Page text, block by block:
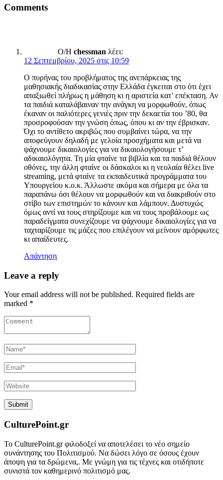
Comments
Ο/Η chessman λέει:
12 Σεπτεμβρίου, 2025 στις 10:59
Ο πυρήνας του προβλήματος της ανεπάρκειας της
μαθησιακής διαδικασίας στην Ελλάδα έγκειται στο ότι έχει
απαξιωθεί πλήρως η μάθηση κι η αριστεία κατ’ επέκταση. Αν
τα παιδιά καταλάβαιναν την ανάγκη να μορφωθούν, όπως
έκαναν οι παλιότερες γενιές πριν την δεκαετία του ’80, θα
προσροφούσαν την γνώση όπως, όπου κι αν την έβρισκαν.
Όχι το αντίθετο ακριβώς που συμβαίνει τώρα, να την
αποφεύγουν δηλαδή με γελοία προσχήματα και μετά να
ψάχνουμε δικαιολογίες για να δικαιολογήσουμε τ’
αδικαιολόγητα. Τη μία φταίνε τα βιβλία και τα παιδιά θέλουν
οθόνες, την άλλη φταίνε οι δάσκαλοι κι η νεολαία θέλει live
streaming, μετά φταίνε τα εκπαιδευτικά προγράμματα του
Υπουργείου κ.ο.κ. Άλλωστε ακόμα και σήμερα με όλα τα
παραπάνω όσι θέλουν να μορφωθούν και να διακριθούν στο
στίβο των επιστημών το κάνουν και λάμπουν. Δυστυχώς
όμως αντί να τους στηρίξουμε και να τους προβάλουμε ως
παραδείγματα συνεχίζουμε να ψάχνουμε δικαιολογίες για να
ταχταρίζουμε τις μάζες που επιλέγουν να μείνουν αμόρφωτες
κι απαίδευτες.
Απάντηση
Leave a reply
Your email address will not be published. Required fields are
marked *
CulturePoint.gr
Το CulturePoint.gr φιλοδοξεί να αποτελέσει το νέο σημείο
συνάντησης του Πολιτισμού. Να δώσει λόγο σε όσους έχουν
άποψη για τα δρώμενα,. Με γνώμη για τις τέχνες και οτιδήποτε
συνιστά τον καθημερινό πολιτισμό μας.